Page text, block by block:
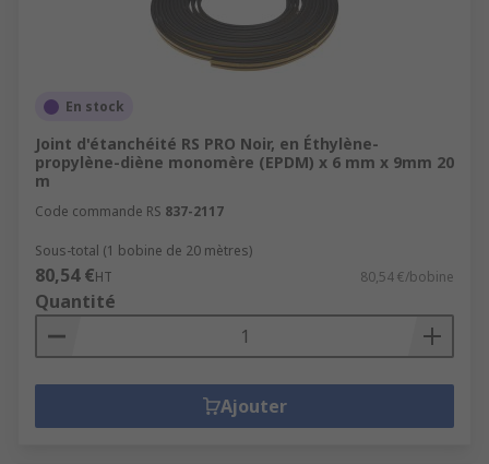
En stock
Joint d'étanchéité RS PRO Noir, en Éthylène-
propylène-diène monomère (EPDM) x 6 mm x 9mm 20
m
Code commande RS 837-2117
Sous-total (1 bobine de 20 mètres)
80,54 €HT 80,54 €/bobine
Quantité
Ajouter